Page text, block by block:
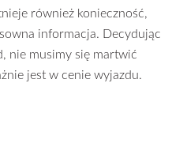
również konieczność,
informacja. Decydując
nie musimy się martwić
jest w cenie wyjazdu.